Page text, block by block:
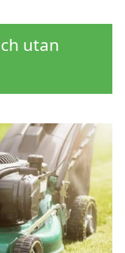
utan